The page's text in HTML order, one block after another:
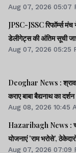
Aug 07, 2026 05:07
JPSC-JSSC रिफॉर्म्स
डेलीगेट्स की अंतिम सूची
Aug 07, 2026 05:25
Deoghar News :
कराए बाबा बैद्यनाथ का दर्शन
Aug 08, 2026 10:45
Hazaribagh News :
योजनाएं 'राम भरोसे',
Aug 07, 2026 07:09